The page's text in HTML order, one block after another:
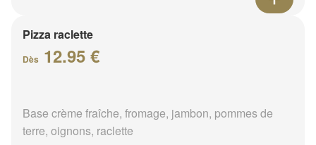
Pizza raclette
Dès 12.95 €
Base crème fraîche, fromage, jambon, pommes de
terre, oignons, raclette